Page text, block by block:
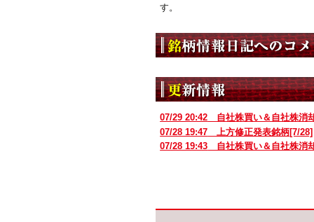
す。
07/29 20:42 自社株買い＆自社株消
07/28 19:47 上方修正発表銘柄[7/28]
07/28 19:43 自社株買い＆自社株消